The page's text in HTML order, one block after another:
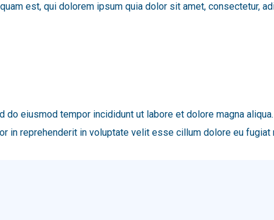
est, qui dolorem ipsum quia dolor sit amet, consectetur,
eiusmod tempor incididunt ut labore et dolore magna
in reprehenderit in voluptate velit esse cillum dolore eu